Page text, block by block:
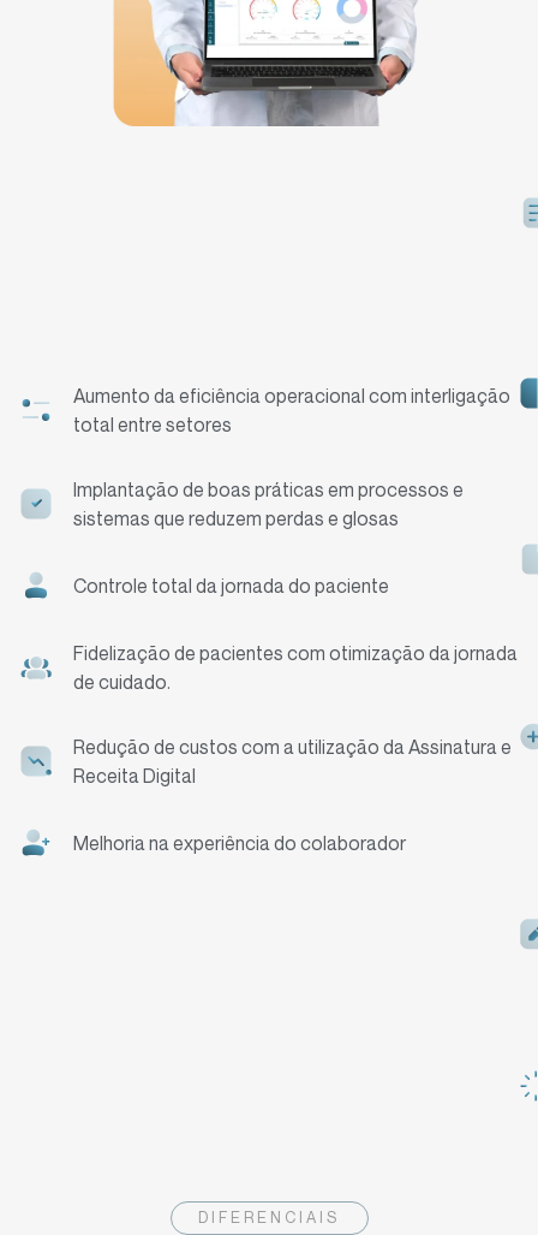
Aumento da eficiência operacional com interligação
total entre setores
Implantação de boas práticas em processos e
sistemas que reduzem perdas e glosas
Controle total da jornada do paciente
Fidelização de pacientes com otimização da jornada
de cuidado.
Redução de custos com a utilização da Assinatura e
Receita Digital
Melhoria na experiência do colaborador
DIFERENCIAIS